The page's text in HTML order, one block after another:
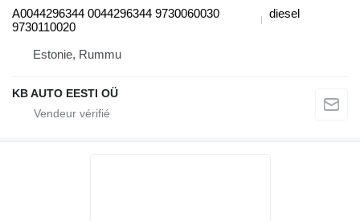
A0044296344 0044296344 9730060030
9730110020
diesel
Estonie, Rummu
KB AUTO EESTI OÜ